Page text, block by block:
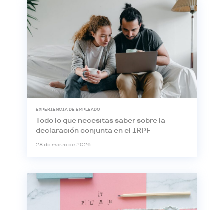
EXPERIENCIA DE EMPLEADO
Todo lo que necesitas saber sobre la
declaración conjunta en el IRPF
28 de marzo de 2026